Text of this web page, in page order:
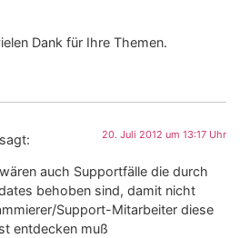
Dank für Ihre Themen.
sagt: 20. Juli 2012 um 13:17 Uhr
auch Supportfälle die durch
behoben sind, damit nicht
Support-Mitarbeiter diese
entdecken muß